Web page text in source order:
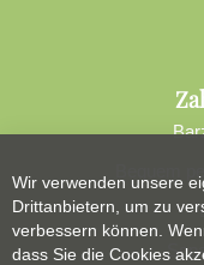
Wir verwenden unsere
Drittanbietern, um zu
verbessern können.
dass Sie die Cookies